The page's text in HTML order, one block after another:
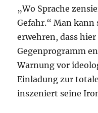
„Wo Sprache
Gefahr.“ Man kann
erwehren, dass
Gegenprogramm
Warnung vor
Einladung zur
inszeniert seine